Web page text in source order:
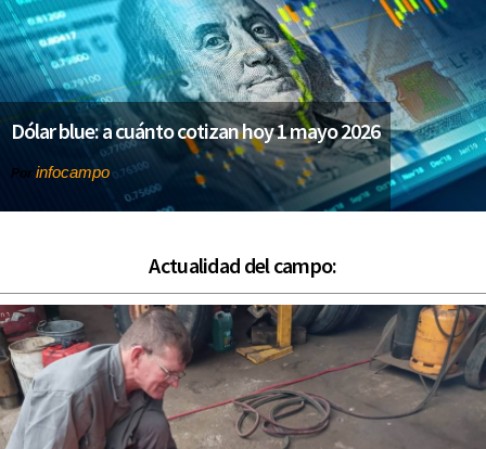
Dólar blue: a cuánto cotizan hoy 1 mayo 2026
Por infocampo
Actualidad del campo: